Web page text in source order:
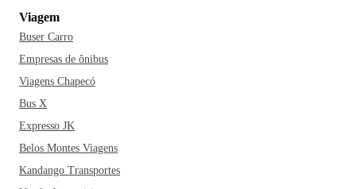
Viagem
Buser Carro
Empresas de ônibus
Viagens Chapecó
Bus X
Expresso JK
Belos Montes Viagens
Kandango Transportes